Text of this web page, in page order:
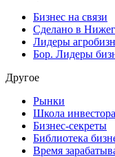
Бизнес на связи
Сделано в
Лидеры
Бор. Лидеры
Другое
Рынки
Школа инвестора
Бизнес-секреты
Библиотека
Время